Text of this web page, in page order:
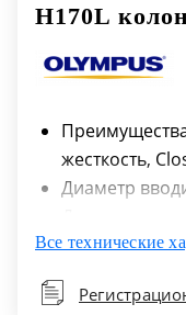
H170L
жесткость,
Диаметр
Диаметр
вправо 160°/
Все технические